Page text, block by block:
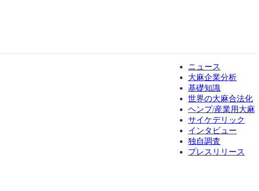
ニュース
大麻企業分析
基礎知識
世界の大麻合法化
ヘンプ/産業用大麻
サイケデリック
インタビュー
独自調査
プレスリリース